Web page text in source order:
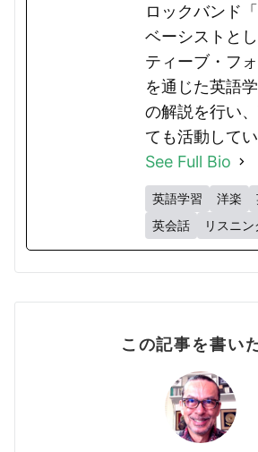
ロックバンド
ベーシストと
ティーブ・フ
を通じた英語
の解説を行い
ても活動してい
See Full Bio
英語学習 洋楽
英会話
リスニン
この記事を書い